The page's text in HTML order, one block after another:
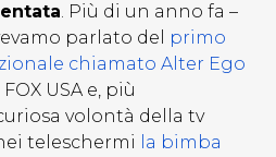
. Più di un anno fa –
parlato del
primo
chiamato Alter Ego
USA e, più
volontà della tv
teleschermi
la bimba